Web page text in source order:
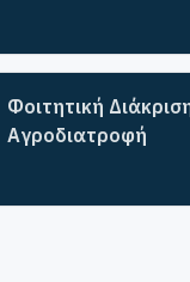
Φοιτητική
Αγροδιατροφή